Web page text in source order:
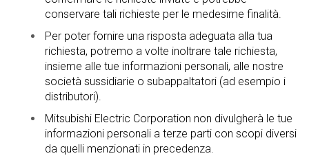
conservare tali richieste per le medesime finalità.
Per poter fornire una risposta adeguata alla tua
richiesta, potremo a volte inoltrare tale richiesta,
insieme alle tue informazioni personali, alle nostre
società sussidiarie o subappaltatori (ad esempio i
distributori).
Mitsubishi Electric Corporation non divulgherà le tue
informazioni personali a terze parti con scopi diversi
da quelli menzionati in precedenza.